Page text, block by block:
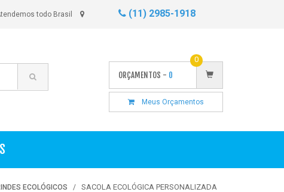
todo Brasil (11) 2985-1918
ORÇAMENTOS - 0
0
Meus Orçamentos
ECOLÓGICOS SACOLA ECOLÓGICA PERSONALIZADA